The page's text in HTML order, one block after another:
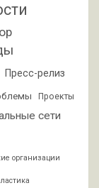
Пресс-релиз
Проекты
сети
организации